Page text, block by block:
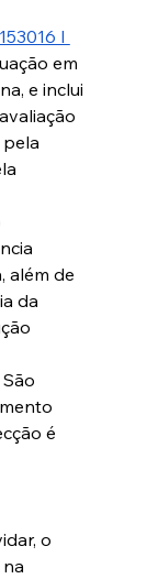
I
em
e inclui
além de
da
é
o